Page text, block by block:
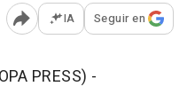
Abrir opciones para
IA Seguir en
PRESS) -